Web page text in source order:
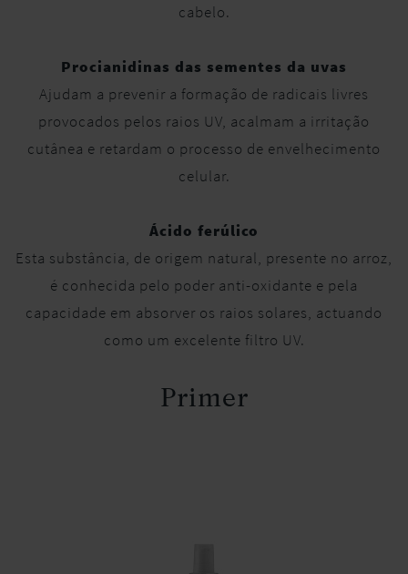
cabelo.
Procianidinas das sementes da uvas
Ajudam a prevenir a formação de radicais livres
provocados pelos raios UV, acalmam a irritação
cutânea e retardam o processo de envelhecimento
celular.
Ácido ferúlico
Esta substância, de origem natural, presente no arroz,
é conhecida pelo poder anti-oxidante e pela
capacidade em absorver os raios solares, actuando
como um excelente filtro UV.
Primer